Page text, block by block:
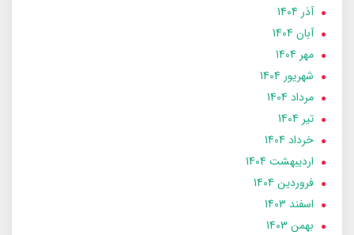
آذر 1404
آبان 1404
مهر 1404
شهریور 1404
مرداد 1404
تير 1404
خرداد 1404
ارديبهشت 1404
فروردین 1404
اسفند 1403
بهمن 1403